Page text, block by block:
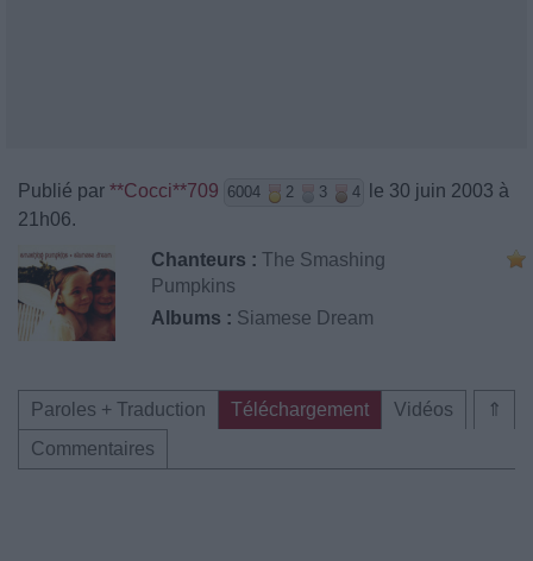
Publié par **Cocci**709 6004 2 3 4
le 30 juin 2003 à
21h06.
Chanteurs : The Smashing
Pumpkins
Albums : Siamese Dream
⇑
Paroles + Traduction Téléchargement
Vidéos
Commentaires